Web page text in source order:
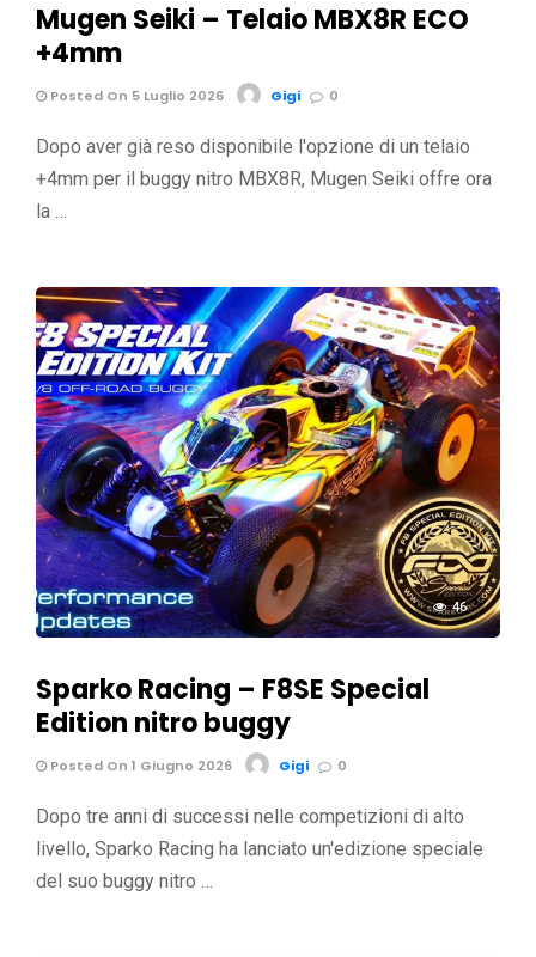
Mugen Seiki – Telaio MBX8R ECO
+4mm
Posted On 5 Luglio 2026 Gigi 0
Dopo aver già reso disponibile l'opzione di un telaio
+4mm per il buggy nitro MBX8R, Mugen Seiki offre ora
la …
46
Sparko Racing – F8SE Special
Edition nitro buggy
Posted On 1 Giugno 2026 Gigi 0
Dopo tre anni di successi nelle competizioni di alto
livello, Sparko Racing ha lanciato un'edizione speciale
del suo buggy nitro …